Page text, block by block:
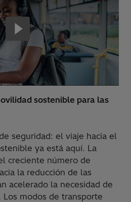
sostenible para las
seguridad: el viaje hacia el
ya está aquí. La
creciente número de
la reducción de las
acelerado la necesidad de
modos de transporte